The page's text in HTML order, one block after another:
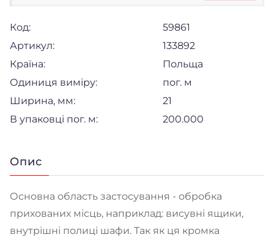
Код:
59861
Артикул:
133892
Країна:
Польща
Одиниця виміру:
пог. м
Ширина, мм:
21
В упаковці пог. м:
200.000
Опис
Основна область застосування - обробка
прихованих місць, наприклад: висувні ящики,
внутрішні полиці шафи. Так як ця кромка